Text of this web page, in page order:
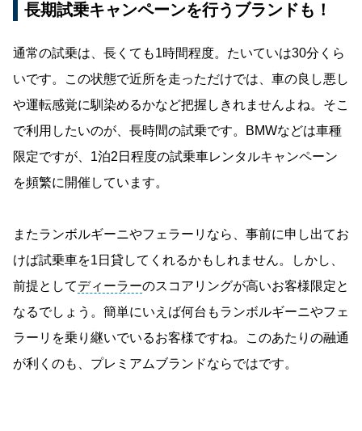
長期試乗キャンペーンを行うブランドも！
通常の試乗は、長くても1時間程度。たいていは30分くら
いです。この状態で近所を走っただけでは、車の良し悪し
や運転感覚に馴染めるかなど把握しきれませんよね。そこ
で利用したいのが、長時間の試乗です。BMWなどは車種
限定ですが、1泊2日程度の試乗車レンタルキャンペーン
を頻繁に開催しています。
またランボルギーニやフェラーリなら、事前に申し出てお
けば試乗車を1日貸してくれるかもしれません。しかし、
前提としてディーラーのスコアリングが高いお客様限定と
なるでしょう。簡単にいえば何台もランボルギーニやフェ
ラーリを乗り継いでいるお客様ですね。このあたりの融通
が利くのも、プレミアムブランドならではです。